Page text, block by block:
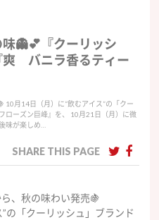
👻💕『クーリッシ
バニラ香るティー
10月14日（月）に“飲むアイス”の「クー
ローズン巨峰』を、 10月21日（月）に微
味が楽しめ…
SHARE THIS PAGE
、秋の味わい発売🍇
の「クーリッシュ」ブランド